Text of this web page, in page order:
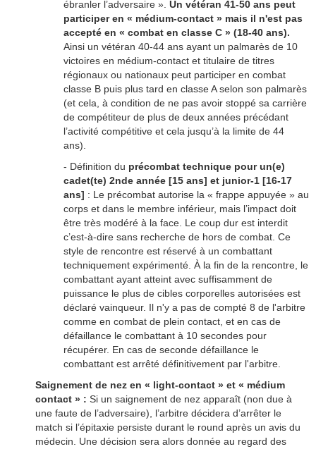
ébranler l’adversaire ». Un vétéran 41-50 ans peut
participer en « médium-contact » mais il n'est pas
accepté en « combat en classe C » (18-40 ans).
Ainsi un vétéran 40-44 ans ayant un palmarès de 10
victoires en médium-contact et titulaire de titres
régionaux ou nationaux peut participer en combat
classe B puis plus tard en classe A selon son palmarès
(et cela, à condition de ne pas avoir stoppé sa carrière
de compétiteur de plus de deux années précédant
l’activité compétitive et cela jusqu’à la limite de 44
ans).
- Définition du précombat technique pour un(e)
cadet(te) 2nde année [15 ans] et junior-1 [16-17
ans] : Le précombat autorise la « frappe appuyée » au
corps et dans le membre inférieur, mais l’impact doit
être très modéré à la face. Le coup dur est interdit
c’est-à-dire sans recherche de hors de combat. Ce
style de rencontre est réservé à un combattant
techniquement expérimenté. À la fin de la rencontre, le
combattant ayant atteint avec suffisamment de
puissance le plus de cibles corporelles autorisées est
déclaré vainqueur. Il n'y a pas de compté 8 de l'arbitre
comme en combat de plein contact, et en cas de
défaillance le combattant à 10 secondes pour
récupérer. En cas de seconde défaillance le
combattant est arrêté définitivement par l'arbitre.
Saignement de nez en « light-contact » et « médium
contact » : Si un saignement de nez apparaît (non due à
une faute de l’adversaire), l’arbitre décidera d’arrêter le
match si l’épitaxie persiste durant le round après un avis du
médecin. Une décision sera alors donnée au regard des